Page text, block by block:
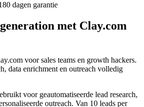
dagen garantie
met Clay.com
voor sales teams en growth hackers.
data enrichment en outreach volledig
voor geautomatiseerde lead research,
outreach. Van 10 leads per